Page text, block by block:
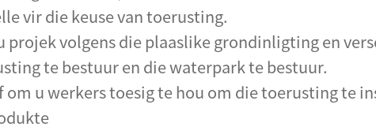
vir die keuse van toerusting.
projek volgens die plaaslike grondinligting en
te bestuur en die waterpark te bestuur.
om u werkers toesig te hou om die toerusting te